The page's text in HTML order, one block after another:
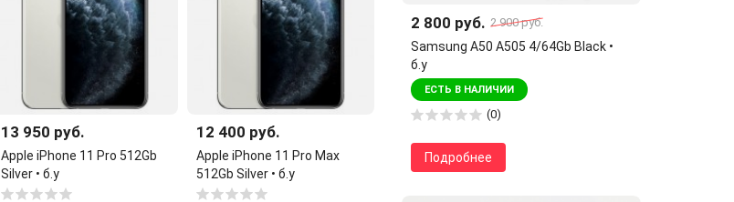
13 950 руб.
Apple iPhone 11 Pro 512Gb
Silver • б.у
12 400 руб.
Apple iPhone 11 Pro Max
512Gb Silver • б.у
2 800 руб. 2 900 руб.
Samsung A50 A505 4/64Gb Black •
б.у
ЕСТЬ В НАЛИЧИИ
(0)
Подробнее